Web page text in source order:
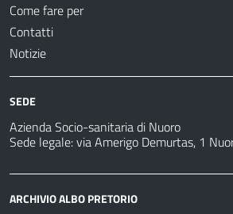
Come fare per
Contatti
Notizie
SEDE
Azienda Socio-sanitaria di Nuoro
Sede legale: via Amerigo Demurtas, 1
ARCHIVIO ALBO PRETORIO